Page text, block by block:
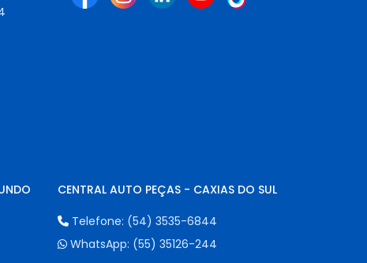
CENTRAL AUTO PEÇAS - CAXIAS DO SUL
Telefone: (54) 3535-6844
WhatsApp: (55) 35126-244